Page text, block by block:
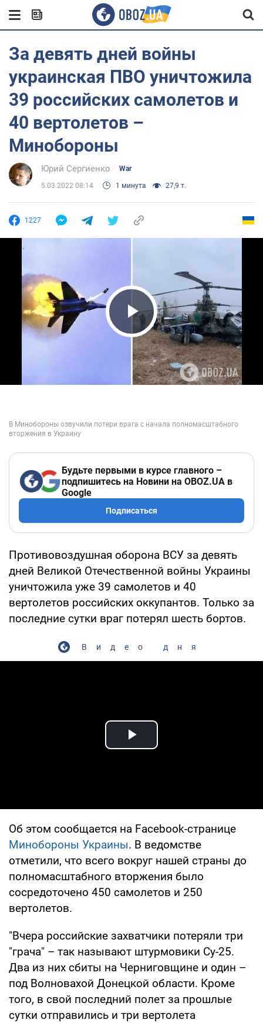
За девять дней войны
украинская ПВО уничтожила
39 российских самолетов и
40 вертолетов –
Минобороны
Юрий Сергиенко War
5.03.2022 08:14 1 минута 27,9 т.
1227
Play Video
Будьте первыми в курсе главного –
подпишитесь на Новини на OBOZ.UA в
Google
Подписаться
Противовоздушная оборона ВСУ за девять
дней Великой Отечественной войны Украины
уничтожила уже 39 самолетов и 40
вертолетов российских оккупантов. Только за
последние сутки враг потерял шесть бортов.
Видео дня
Play Video
Об этом сообщается на Facebook-странице
Минобороны Украины. В ведомстве
отметили, что всего вокруг нашей страны до
полномасштабного вторжения было
сосредоточено 450 самолетов и 250
вертолетов.
"Вчера российские захватчики потеряли три
"грача" – так называют штурмовики Су-25.
Два из них сбиты на Черниговщине и один –
под Волновахой Донецкой области. Кроме
того, в свой последний полет за прошлые
сутки отправились и три вертолета